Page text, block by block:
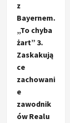
z
Bayernem.
„To chyba
żart” 3.
Zaskakują
ce
zachowani
e
zawodnik
ów Realu